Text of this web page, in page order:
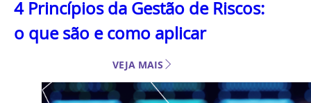
4 Princípios da Gestão de Riscos:
o que são e como aplicar
VEJA MAIS